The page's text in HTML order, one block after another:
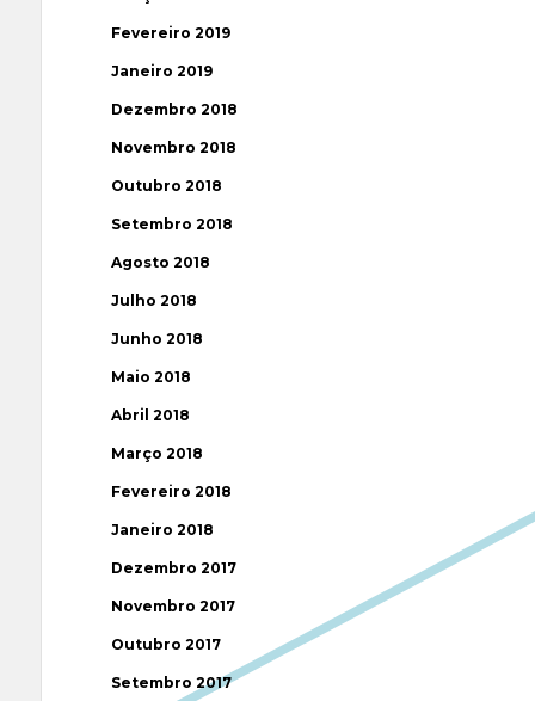
Fevereiro 2019
Janeiro 2019
Dezembro 2018
Novembro 2018
Outubro 2018
Setembro 2018
Agosto 2018
Julho 2018
Junho 2018
Maio 2018
Abril 2018
Março 2018
Fevereiro 2018
Janeiro 2018
Dezembro 2017
Novembro 2017
Outubro 2017
Setembro 2017